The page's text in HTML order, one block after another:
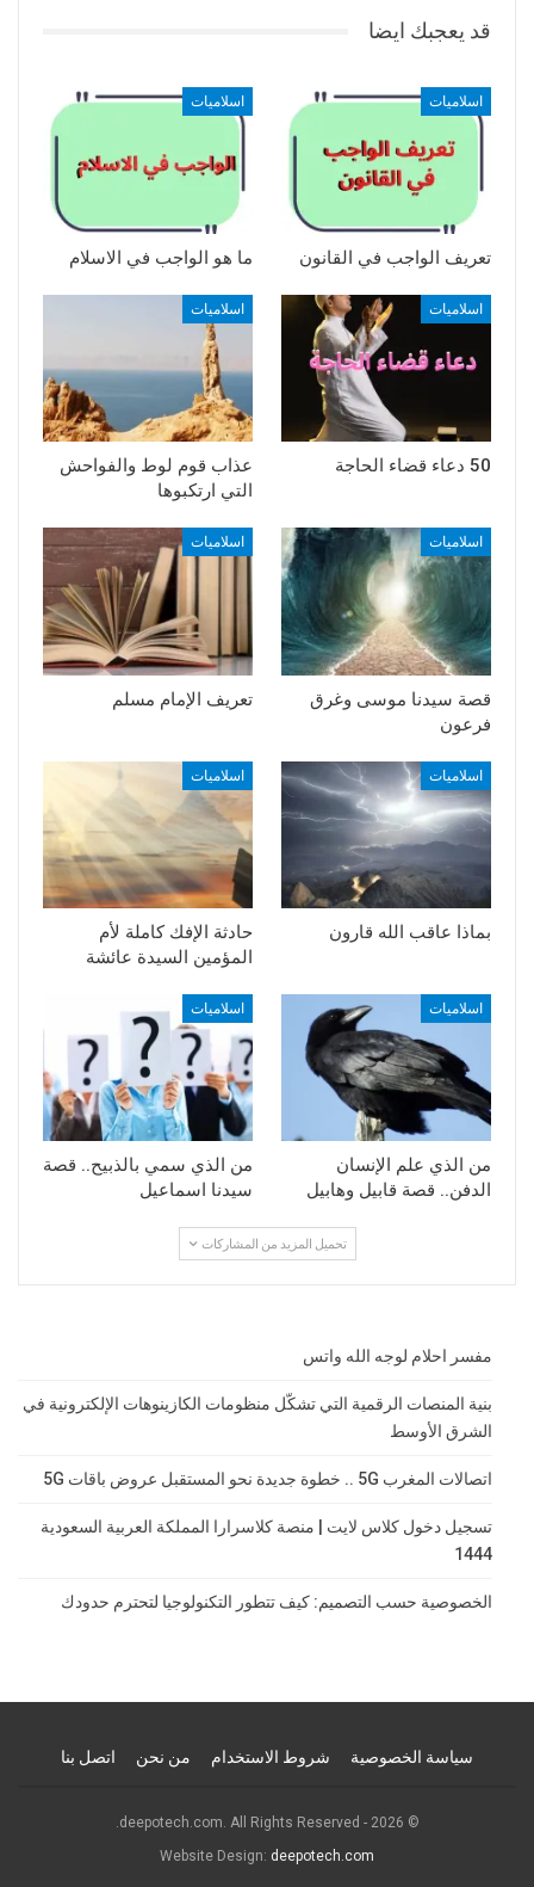
قد يعجبك ايضا
اسلاميات
تعريف الواجب في القانون
اسلاميات
ما هو الواجب في الاسلام
اسلاميات
50 دعاء قضاء الحاجة
اسلاميات
عذاب قوم لوط والفواحش
التي ارتكبوها
اسلاميات
قصة سيدنا موسى وغرق
فرعون
اسلاميات
تعريف الإمام مسلم
اسلاميات
بماذا عاقب الله قارون
اسلاميات
حادثة الإفك كاملة لأم
المؤمين السيدة عائشة
اسلاميات
من الذي علم الإنسان
الدفن.. قصة قابيل وهابيل
اسلاميات
من الذي سمي بالذبيح.. قصة
سيدنا اسماعيل
تحميل المزيد من المشاركات
مفسر احلام لوجه الله واتس
بنية المنصات الرقمية التي تشكّل منظومات الكازينوهات الإلكترونية في
الشرق الأوسط
اتصالات المغرب 5G .. خطوة جديدة نحو المستقبل عروض باقات 5G
تسجيل دخول كلاس لايت | منصة كلاسرارا المملكة العربية السعودية
1444
الخصوصية حسب التصميم: كيف تتطور التكنولوجيا لتحترم حدودك
سياسة الخصوصية شروط الاستخدام من نحن اتصل بنا
© 2026 - deepotech.com. All Rights Reserved.
Website Design: deepotech.com